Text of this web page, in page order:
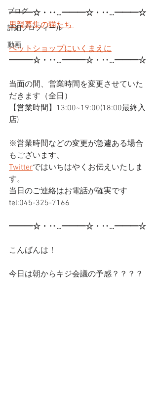
ブログ
詳細プロフィール
動画
━━━☆・‥…━━━☆・‥…━━━☆
里親募集の猫たち
ペットショップにいくまえに
━━━☆・‥…━━━☆・‥…━━━☆
当面の間、営業時間を変更させていた
だきます（全日）
【営業時間】13:00~19:00(18:00最終入
店)
※営業時間などの変更が急遽ある場合
もございます、
Twitterではいちはやくお伝えいたしま
す。
当日のご連絡はお電話が確実です
tel:045-325-7166
━━━☆・‥…━━━☆・‥…━━━☆
こんばんは！
今日は朝からキジ会議の予感？？？？